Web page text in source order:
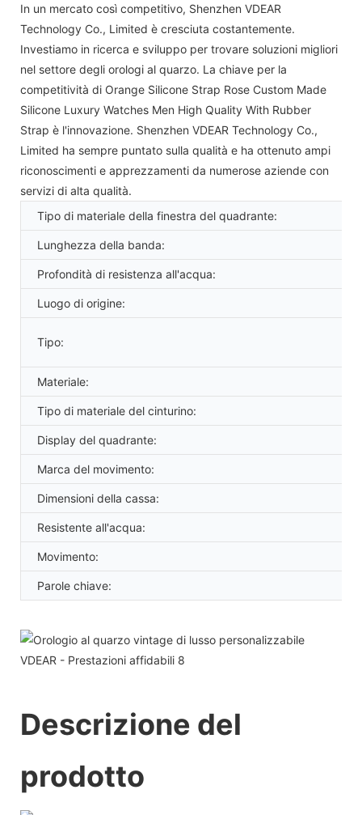
In un mercato così competitivo, Shenzhen VDEAR
Technology Co., Limited è cresciuta costantemente.
Investiamo in ricerca e sviluppo per trovare soluzioni migliori
nel settore degli orologi al quarzo. La chiave per la
competitività di Orange Silicone Strap Rose Custom Made
Silicone Luxury Watches Men High Quality With Rubber
Strap è l'innovazione. Shenzhen VDEAR Technology Co.,
Limited ha sempre puntato sulla qualità e ha ottenuto ampi
riconoscimenti e apprezzamenti da numerose aziende con
servizi di alta qualità.
Tipo di materiale della finestra del quadrante:
Lunghezza della banda:
Profondità di resistenza all'acqua:
Luogo di origine:
Tipo:
Materiale:
Tipo di materiale del cinturino:
Display del quadrante:
Marca del movimento:
Dimensioni della cassa:
Resistente all'acqua:
Movimento:
Parole chiave:
Descrizione del
prodotto